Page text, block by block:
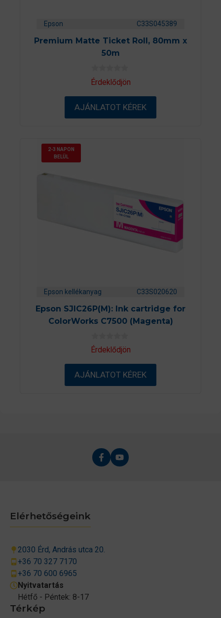
Epson C33S045389
Premium Matte Ticket Roll, 80mm x
50m
0
a
-
ő
Érdeklődjön
AJÁNLATOT KÉREK
2-3 NAPON
BELÜL
Epson kellékanyag C33S020620
Epson SJIC26P(M): Ink cartridge for
ColorWorks C7500 (Magenta)
0
a
-
ő
Érdeklődjön
AJÁNLATOT KÉREK
Térkép
Elérhetőségeink
2030 Érd, András utca 20.
+36 70 327 7170
+36 70 600 6965
Nyitvatartás
Hétfő - Péntek: 8-17